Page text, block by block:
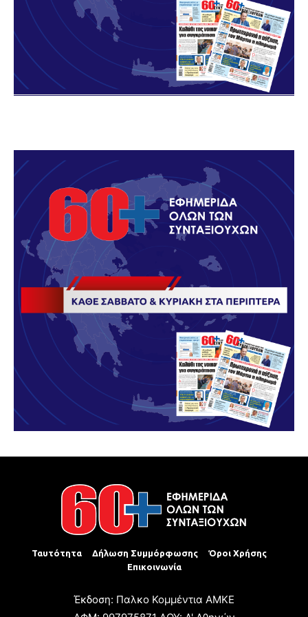
Ταυτότητα Δήλωση Συμμόρφωσης
Όροι Χρήσης
Επικοινωνία
Έκδοση: Παλκο Κομμέντια ΑΜΚΕ